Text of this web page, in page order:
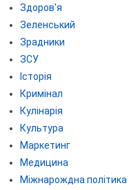
Здоров'я
Зеленський
Зрадники
ЗСУ
Історія
Кримінал
Кулінарія
Культура
Маркетинг
Медицина
Міжнарождна політика